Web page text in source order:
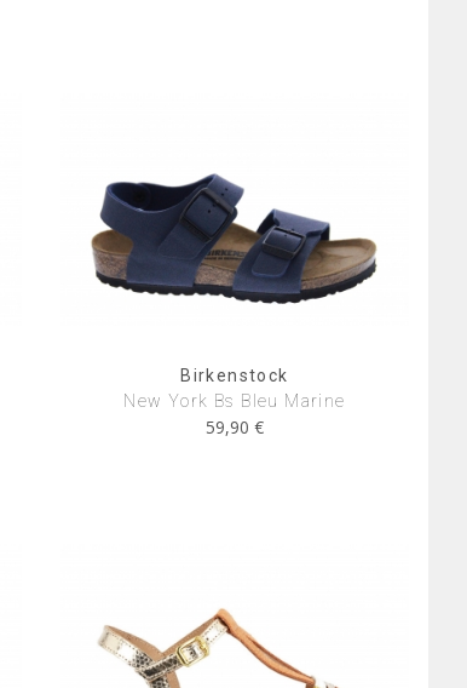
Birkenstock
New York Bs Bleu Marine
59,90 €